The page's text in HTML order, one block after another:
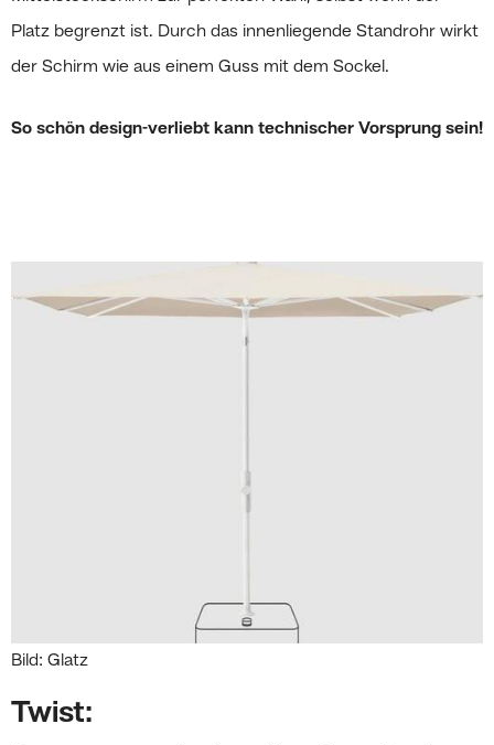
Platz begrenzt ist. Durch das innenliegende Standrohr wirkt
der Schirm wie aus einem Guss mit dem Sockel.
So schön design-verliebt kann technischer Vorsprung sein!
Bild: Glatz
Twist: